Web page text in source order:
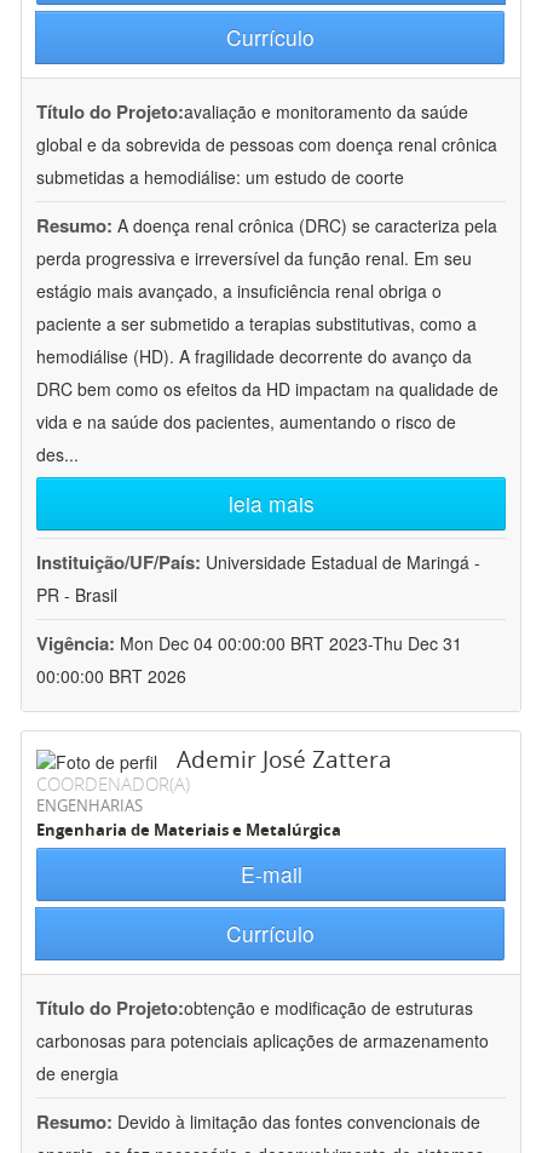
Currículo
Título do Projeto:avaliação e monitoramento da saúde
global e da sobrevida de pessoas com doença renal crônica
submetidas a hemodiálise: um estudo de coorte
Resumo: A doença renal crônica (DRC) se caracteriza pela
perda progressiva e irreversível da função renal. Em seu
estágio mais avançado, a insuficiência renal obriga o
paciente a ser submetido a terapias substitutivas, como a
hemodiálise (HD). A fragilidade decorrente do avanço da
DRC bem como os efeitos da HD impactam na qualidade de
vida e na saúde dos pacientes, aumentando o risco de
des...
leia mais
Instituição/UF/País: Universidade Estadual de Maringá -
PR - Brasil
Vigência: Mon Dec 04 00:00:00 BRT 2023-Thu Dec 31
00:00:00 BRT 2026
Ademir José Zattera
COORDENADOR(A)
ENGENHARIAS
Engenharia de Materiais e Metalúrgica
E-mail
Currículo
Título do Projeto:obtenção e modificação de estruturas
carbonosas para potenciais aplicações de armazenamento
de energia
Resumo: Devido à limitação das fontes convencionais de